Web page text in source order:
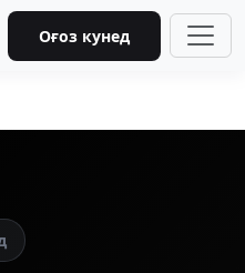
Оғоз кунед